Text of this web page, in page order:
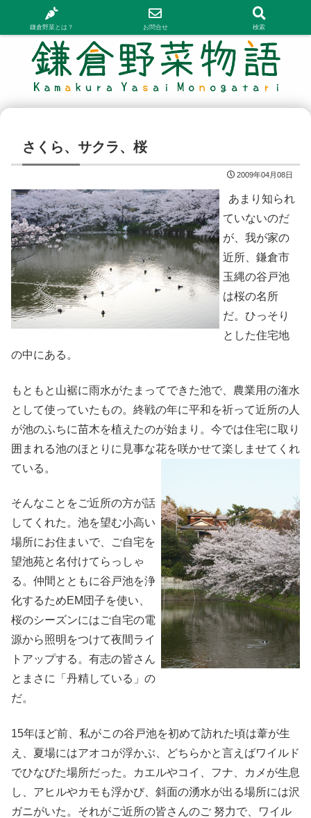
さくら、サクラ、桜
2009年04月08日
あまり知られ
ていないのだ
が、我が家の
近所、鎌倉市
玉縄の谷戸池
は桜の名所
だ。ひっそり
とした住宅地
の中にある。
もともと山裾に雨水がたまってできた池で、農業用の潅水
として使っていたもの。終戦の年に平和を祈って近所の人
が池のふちに苗木を植えたのが始まり。今では住宅に取り
囲まれる池のほとりに見事な花を咲かせて楽しませてくれ
ている。
そんなことをご近所の方が話
してくれた。池を望む小高い
場所にお住まいで、ご自宅を
望池苑と名付けてらっしゃ
る。仲間とともに谷戸池を浄
化するためEM団子を使い、
桜のシーズンにはご自宅の電
源から照明をつけて夜間ライ
トアップする。有志の皆さん
とまさに「丹精している」の
だ。
15年ほど前、私がこの谷戸池を初めて訪れた頃は葦が生
え、夏場にはアオコが浮かぶ、どちらかと言えばワイルド
でひなびた場所だった。カエルやコイ、フナ、カメが生息
し、アヒルやカモも浮かび、斜面の湧水が出る場所には沢
ガニがいた。それがご近所の皆さんのご 努力で、ワイル
鎌倉野菜とは？ お問合せ 検索